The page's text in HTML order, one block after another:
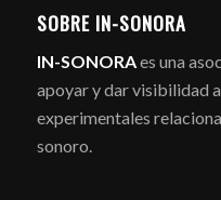
SOBRE IN-SONORA
IN-SONORAes una
apoyar y dar visibilidad
experimentales
sonoro.